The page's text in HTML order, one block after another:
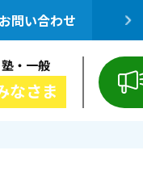
問い合わせ
・一般
なさま